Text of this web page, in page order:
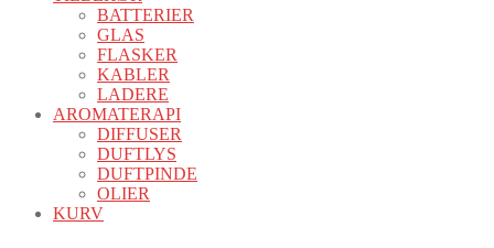
BATTERIER
GLAS
FLASKER
KABLER
LADERE
AROMATERAPI
DIFFUSER
DUFTLYS
DUFTPINDE
OLIER
KURV